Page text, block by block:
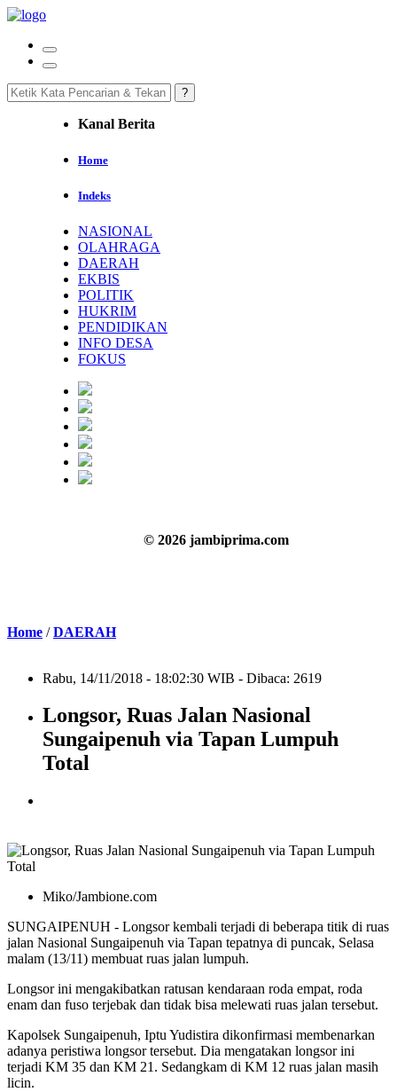
Kanal Berita
Home
Indeks
NASIONAL
OLAHRAGA
DAERAH
EKBIS
POLITIK
HUKRIM
PENDIDIKAN
INFO DESA
FOKUS
© 2026 jambiprima.com
Home /DAERAH
Rabu, 14/11/2018 - 18:02:30 WIB - Dibaca: 2619
Longsor, Ruas Jalan Nasional
Sungaipenuh via Tapan Lumpuh
Total
Miko/Jambione.com
SUNGAIPENUH - Longsor kembali terjadi di beberapa titik di ruas
jalan Nasional Sungaipenuh via Tapan tepatnya di puncak, Selasa
malam (13/11) membuat ruas jalan lumpuh.
Longsor ini mengakibatkan ratusan kendaraan roda empat, roda
enam dan fuso terjebak dan tidak bisa melewati ruas jalan tersebut.
Kapolsek Sungaipenuh, Iptu Yudistira dikonfirmasi membenarkan
adanya peristiwa longsor tersebut. Dia mengatakan longsor ini
terjadi KM 35 dan KM 21. Sedangkam di KM 12 ruas jalan masih
licin.